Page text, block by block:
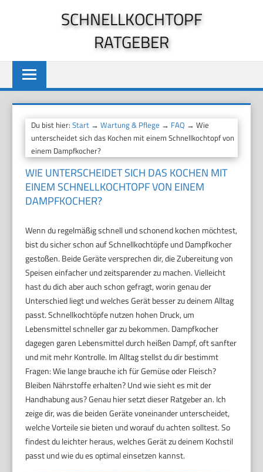
SCHNELLKOCHTOPF
RATGEBER
Du bist hier:Start →Wartung & Pflege → FAQ → Wie
unterscheidet sich das Kochen mit einem Schnellkochtopf von
einem Dampfkocher?
WIE UNTERSCHEIDET SICH DAS KOCHEN MIT
EINEM SCHNELLKOCHTOPF VON EINEM
DAMPFKOCHER?
Wenn du regelmäßig schnell und schonend kochen möchtest,
bist du sicher schon auf Schnellkochtöpfe und Dampfkocher
gestoßen. Beide Geräte versprechen dir, die Zubereitung von
Speisen einfacher und zeitsparender zu machen. Vielleicht
hast du dich aber auch schon gefragt, worin genau der
Unterschied liegt und welches Gerät besser zu deinem Alltag
passt. Schnellkochtöpfe nutzen hohen Druck, um
Lebensmittel schneller gar zu bekommen. Dampfkocher
dagegen garen Lebensmittel durch heißen Dampf, oft sanfter
und mit mehr Kontrolle. Im Alltag stellst du dir bestimmt
Fragen: Wie lange brauche ich für Gemüse oder Fleisch?
Bleiben Nährstoffe erhalten? Und wie sieht es mit der
Handhabung aus? Genau hier setzt dieser Ratgeber an. Ich
zeige dir, was die beiden Geräte voneinander unterscheidet,
welche Vorteile sie bieten und worauf du achten solltest. So
findest du leichter heraus, welches Gerät zu deinem Kochstil
passt und wie du es optimal einsetzen kannst.